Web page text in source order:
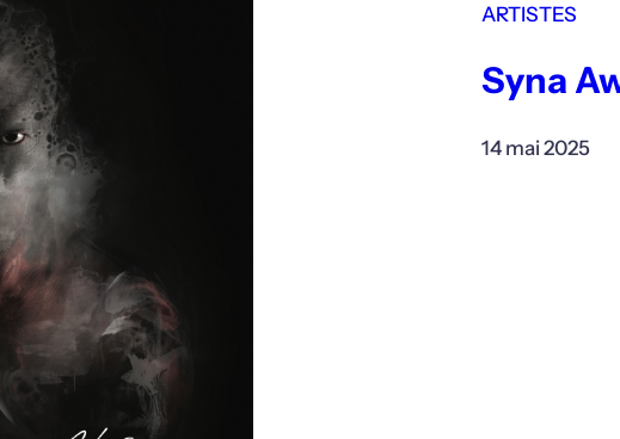
ARTISTES
Syna
14 mai 2025